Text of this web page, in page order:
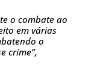
o combate ao
em várias
o
crime”,